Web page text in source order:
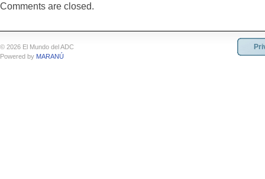
Comments are closed.
© 2026 El Mundo del ADC
Powered by MARANÚ